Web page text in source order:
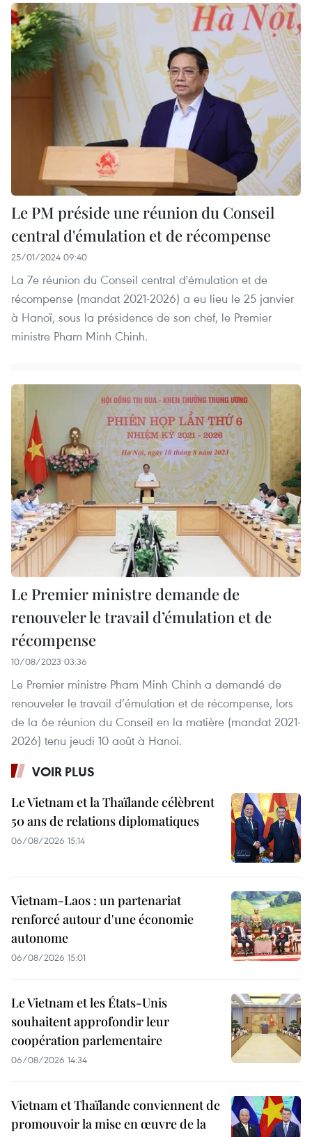
Le PM préside une réunion du Conseil
central d'émulation et de récompense
25/01/2024 09:40
La 7e réunion du Conseil central d'émulation et de
récompense (mandat 2021-2026) a eu lieu le 25 janvier
à Hanoï, sous la présidence de son chef, le Premier
ministre Pham Minh Chinh.
Le Premier ministre demande de
renouveler le travail d’émulation et de
récompense
10/08/2023 03:36
Le Premier ministre Pham Minh Chinh a demandé de
renouveler le travail d’émulation et de récompense, lors
de la 6e réunion du Conseil en la matière (mandat 2021-
2026) tenu jeudi 10 août à Hanoi.
VOIR PLUS
Le Vietnam et la Thaïlande célèbrent
50 ans de relations diplomatiques
06/08/2026 15:14
Vietnam-Laos : un partenariat
renforcé autour d'une économie
autonome
06/08/2026 15:01
Le Vietnam et les États-Unis
souhaitent approfondir leur
coopération parlementaire
06/08/2026 14:34
Vietnam et Thaïlande conviennent de
promouvoir la mise en œuvre de la